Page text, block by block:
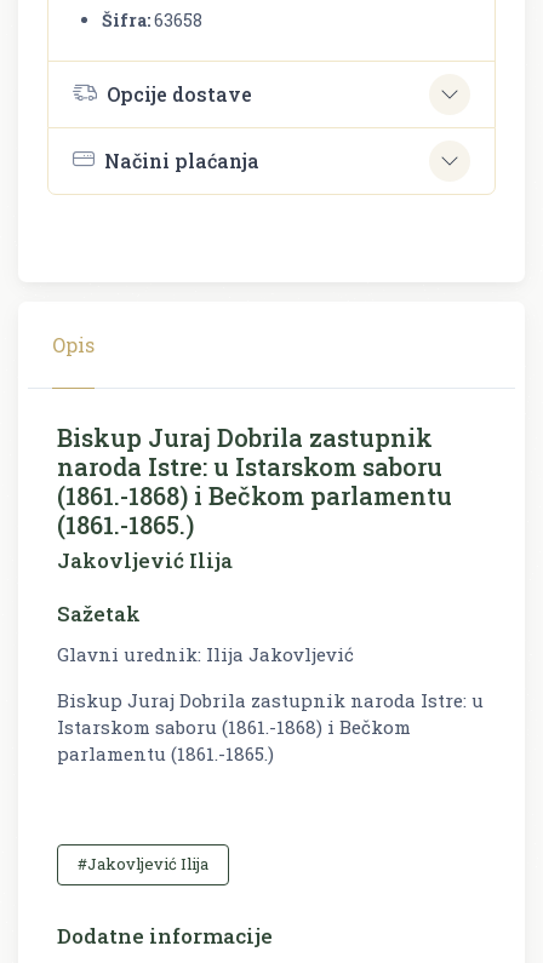
Šifra:63658
Opcije dostave
Načini plaćanja
Opis
Biskup Juraj Dobrila zastupnik
naroda Istre: u Istarskom saboru
(1861.-1868) i Bečkom parlamentu
(1861.-1865.)
Jakovljević Ilija
Sažetak
Glavni urednik: Ilija Jakovljević
Biskup Juraj Dobrila zastupnik naroda Istre: u
Istarskom saboru (1861.-1868) i Bečkom
parlamentu (1861.-1865.)
#Jakovljević Ilija
Dodatne informacije